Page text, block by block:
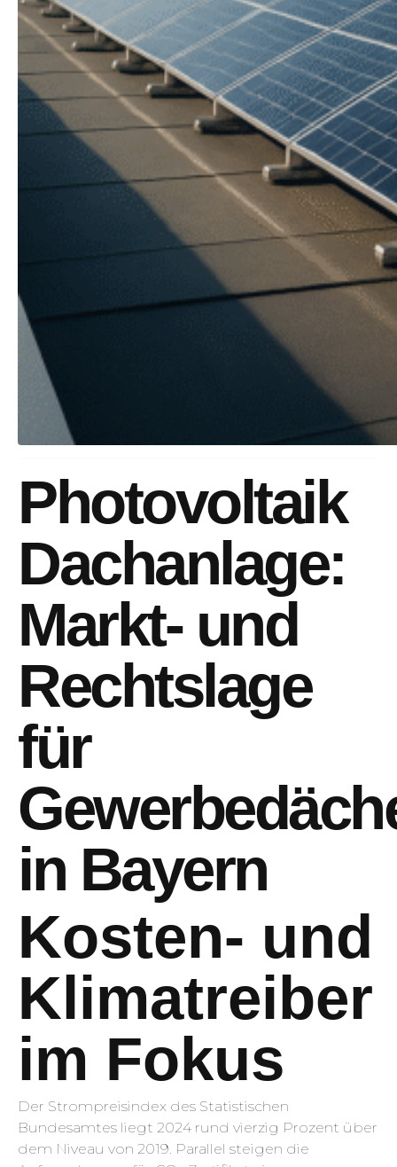
Photovoltaik
Dachanlage:
Markt- und
Rechtslage
für
in Bayern
Kosten- und
Klimatreiber
im Fokus
Der Strompreisindex des Statistischen
Bundesamtes liegt 2024 rund vierzig Prozent über
dem Niveau von 2019. Parallel steigen die